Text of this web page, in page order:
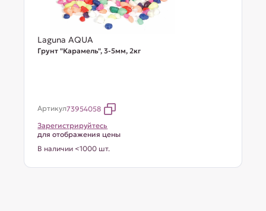
Laguna AQUA
Грунт "Карамель", 3-5мм, 2кг
Артикул73954058
Зарегистрируйтесь
для отображения цены
В наличии <1000 шт.